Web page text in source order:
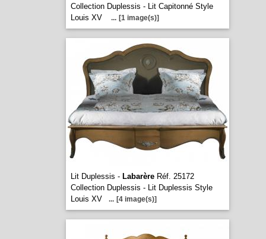
Collection Duplessis - Lit Capitonné Style
Louis XV
... [1 image(s)]
Lit Duplessis - LabarèreRéf. 25172
Collection Duplessis - Lit Duplessis Style
Louis XV
... [4 image(s)]